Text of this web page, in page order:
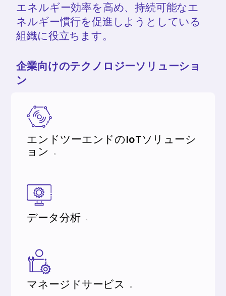
エネルギー効率を高め、持続可能なエ
ネルギー慣行を促進しようとしている
組織に役立ちます。
企業向けのテクノロジーソリューショ
ン
エンドツーエンドのIoTソリューシ
ョン
データ分析
マネージドサービス